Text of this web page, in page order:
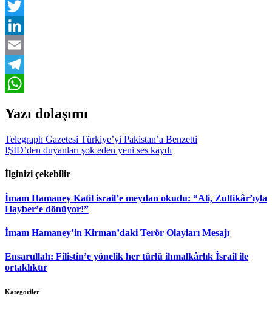
Facebook
Twitter
LinkedIn
Email
Telegram
Yazı dolaşımı
Telegraph Gazetesi Türkiye’yi Pakistan’a Benzetti
IŞİD’den duyanları şok eden yeni ses kaydı
İlginizi çekebilir
İmam Hamaney Katil israil’e meydan okudu: “Ali, Zulfikâr’ıyla
Hayber’e dönüyor!”
İmam Hamaney’in Kirman’daki Terör Olayları Mesajı
Ensarullah: Filistin’e yönelik her türlü ihmalkârlık İsrail ile
ortaklıktır
Kategoriler